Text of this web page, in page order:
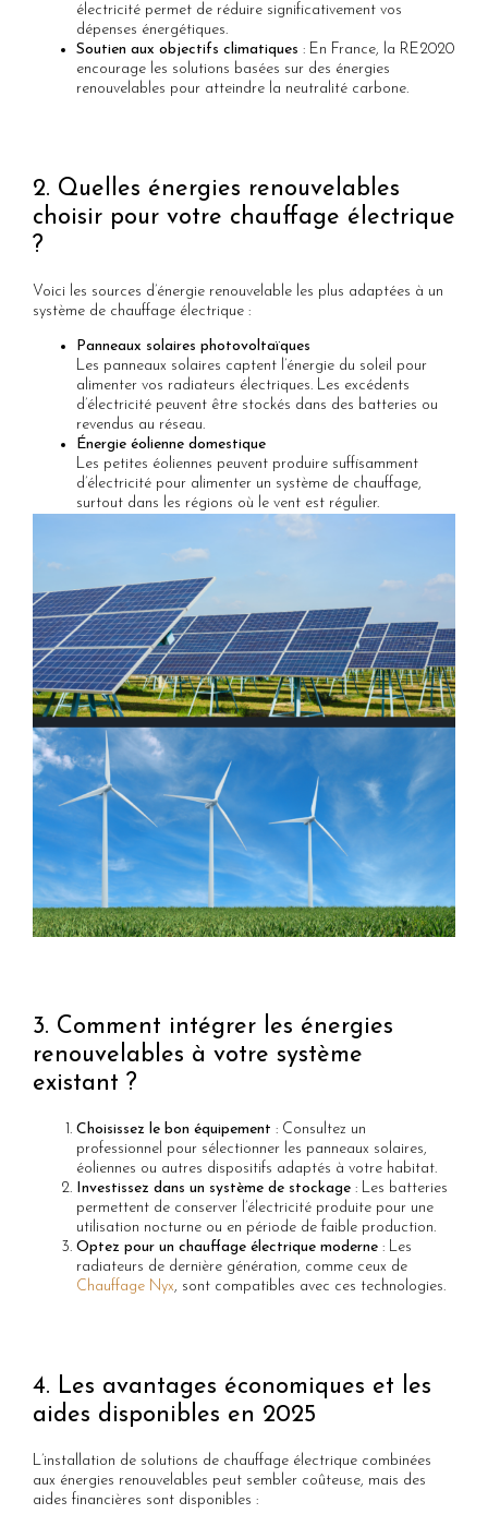
électricité permet de réduire significativement vos
dépenses énergétiques.
Soutien aux objectifs climatiques : En France, la RE2020
encourage les solutions basées sur des énergies
renouvelables pour atteindre la neutralité carbone.
2. Quelles énergies renouvelables
choisir pour votre chauffage électrique
?
Voici les sources d’énergie renouvelable les plus adaptées à un
système de chauffage électrique :
Panneaux solaires photovoltaïques
Les panneaux solaires captent l’énergie du soleil pour
alimenter vos radiateurs électriques. Les excédents
d’électricité peuvent être stockés dans des batteries ou
revendus au réseau.
Énergie éolienne domestique
Les petites éoliennes peuvent produire suffisamment
d’électricité pour alimenter un système de chauffage,
surtout dans les régions où le vent est régulier.
3. Comment intégrer les énergies
renouvelables à votre système
existant ?
Choisissez le bon équipement : Consultez un
professionnel pour sélectionner les panneaux solaires,
éoliennes ou autres dispositifs adaptés à votre habitat.
Investissez dans un système de stockage : Les batteries
permettent de conserver l’électricité produite pour une
utilisation nocturne ou en période de faible production.
Optez pour un chauffage électrique moderne : Les
radiateurs de dernière génération, comme ceux de
Chauffage Nyx, sont compatibles avec ces technologies.
4. Les avantages économiques et les
aides disponibles en 2025
L’installation de solutions de chauffage électrique combinées
aux énergies renouvelables peut sembler coûteuse, mais des
aides financières sont disponibles :